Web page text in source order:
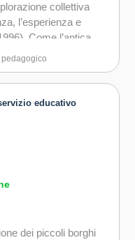
collettiva
l’esperienza e
Come l’antica
le potenzialità
pedagogico
educativo
dei piccoli borghi